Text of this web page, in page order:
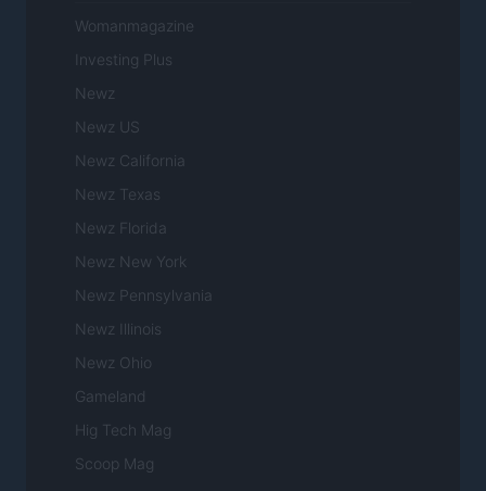
Womanmagazine
Investing Plus
Newz
Newz US
Newz California
Newz Texas
Newz Florida
Newz New York
Newz Pennsylvania
Newz Illinois
Newz Ohio
Gameland
Hig Tech Mag
Scoop Mag